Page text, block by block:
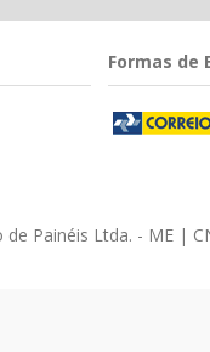
Formas de
Painéis Ltda. - ME |